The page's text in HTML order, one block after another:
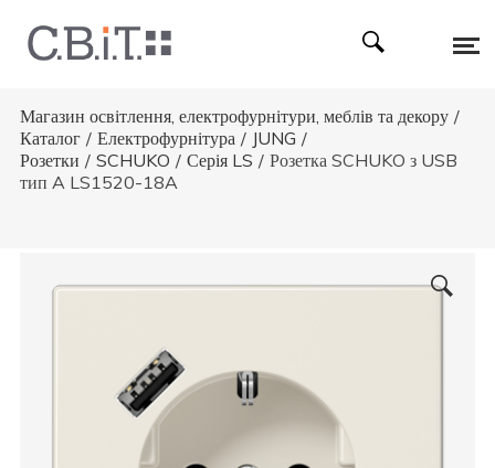
Магазин освітлення, електрофурнітури, меблів та декору /
Каталог / Електрофурнітура / JUNG /
Розетки / SCHUKO / Серія LS / Розетка SCHUKO з USB
тип A LS1520-18A